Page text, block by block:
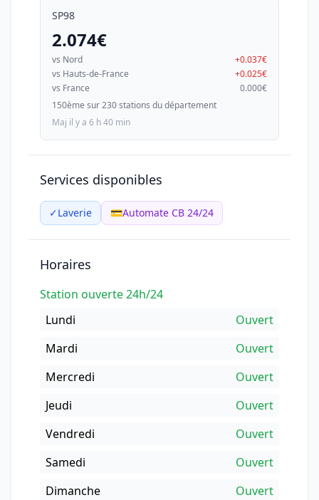
SP98
2.074€
vs Nord
+0.037€
vs Hauts-de-France
+0.025€
vs France
0.000€
150ème sur 230 stations du département
Maj il y a 6 h 40 min
Services disponibles
✓Laverie 💳Automate CB 24/24
Horaires
Station ouverte 24h/24
Lundi
Ouvert
Mardi
Ouvert
Mercredi
Ouvert
Jeudi
Ouvert
Vendredi
Ouvert
Samedi
Ouvert
Dimanche
Ouvert